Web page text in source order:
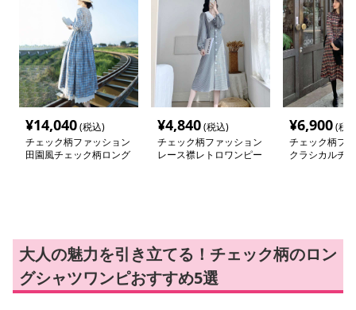
¥14,040(税込)
チェック柄ファッション
田園風チェック柄ロング
¥4,840(税込)
チェック柄ファッション
レース襟レトロワンピー
¥6,900(税
チェック柄フ
クラシカルチ
大人の魅力を引き立てる！チェック柄のロン
グシャツワンピおすすめ5選